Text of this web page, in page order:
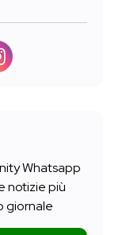
Whatsapp
notizie più
giornale